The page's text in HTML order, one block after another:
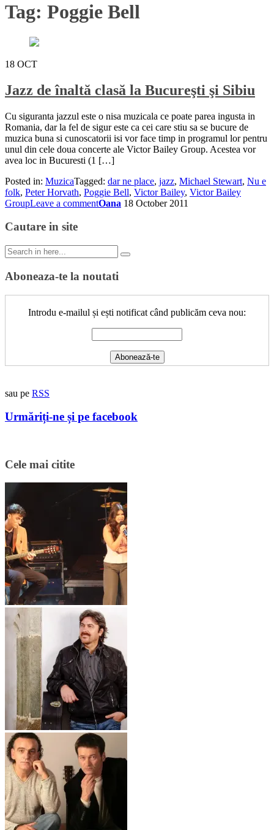
Tag: Poggie Bell
18 OCT
Jazz de înaltă clasă la Bucureşti şi Sibiu
Cu siguranta jazzul este o nisa muzicala ce poate parea ingusta in
Romania, dar la fel de sigur este ca cei care stiu sa se bucure de
muzica buna si cunoscatorii isi vor face timp in programul lor pentru
unul din cele doua concerte ale Victor Bailey Group. Acestea vor
avea loc in Bucuresti (1 […]
Posted in: MuzicaTagged: dar ne place, jazz, Michael Stewart, Nu e
folk, Peter Horvath, Poggie Bell, Victor Bailey, Victor Bailey
GroupLeave a commentOana 18 October 2011
Cautare in site
Search
for:
Aboneaza-te la noutati
Introdu e-mailul și ești notificat când publicăm ceva nou:
sau pe RSS
Urmăriți-ne și pe facebook
Cele mai citite